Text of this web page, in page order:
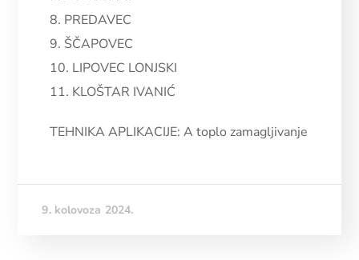
8. PREDAVEC
9. ŠČAPOVEC
10. LIPOVEC LONJSKI
11. KLOŠTAR IVANIĆ
TEHNIKA APLIKACIJE: A toplo zamagljivanje
9. kolovoza 2024.